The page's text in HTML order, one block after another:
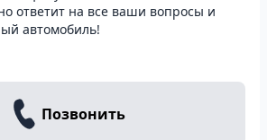
ответит на все ваши вопросы и
автомобиль!
Позвонить